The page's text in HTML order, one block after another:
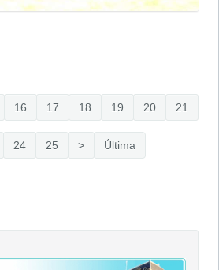
16 17 18 19 20 21
24 25 > Última